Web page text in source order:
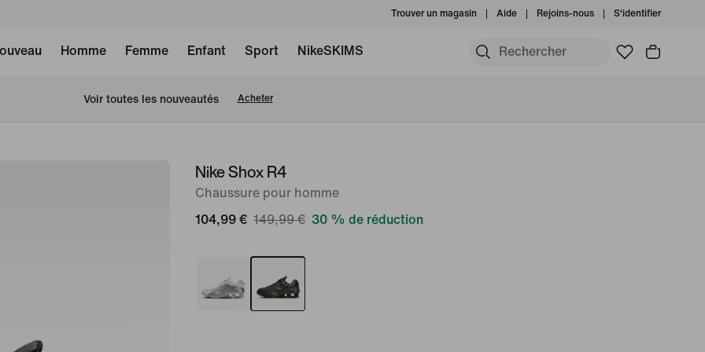
Trouver un magasin Aide Rejoins-nous S'identifier
Homme Femme Enfant Sport NikeSKIMS
Voir toutes les nouveautés Acheter
image 1Nike Shox R4
Chaussure pour homme
104,99 € 149,99 € 30 % de réduction